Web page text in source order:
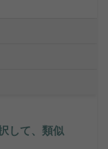
して、類似